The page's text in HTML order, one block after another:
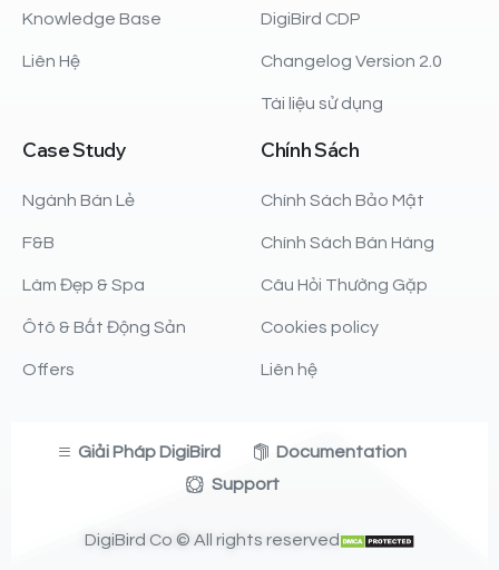
Knowledge Base
Liên Hệ
DigiBird CDP
Changelog Version 2.0
Tài liệu sử dụng
CaseStudy
Ngành Bán Lẻ
F&B
Làm Đẹp & Spa
Ôtô & Bất Động Sản
Offers
ChínhSách
Chính Sách Bảo Mật
Chính Sách Bán Hàng
Câu Hỏi Thường Gặp
Cookies policy
Liên hệ
Giải Pháp DigiBird
Documentation
Support
DigiBird Co © All rights reserved